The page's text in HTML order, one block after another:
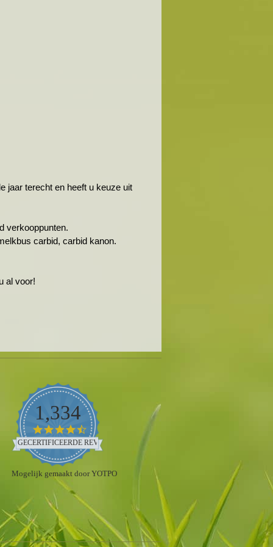
jaar terecht en heeft u keuze uit
verkooppunten.
carbid, carbid kanon.
al voor!
1,334
4.5
star
rating
GECERTIFICEERDE REVIEWS
Mogelijk gemaakt door YOTPO